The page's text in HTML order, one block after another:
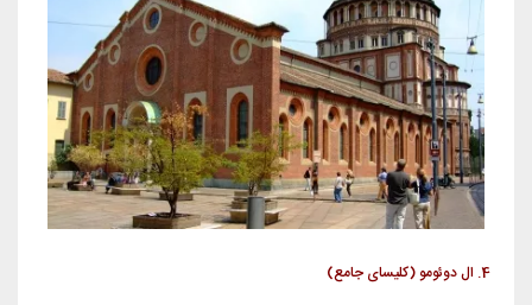
4. ال دوئومو (کلیسای جامع)